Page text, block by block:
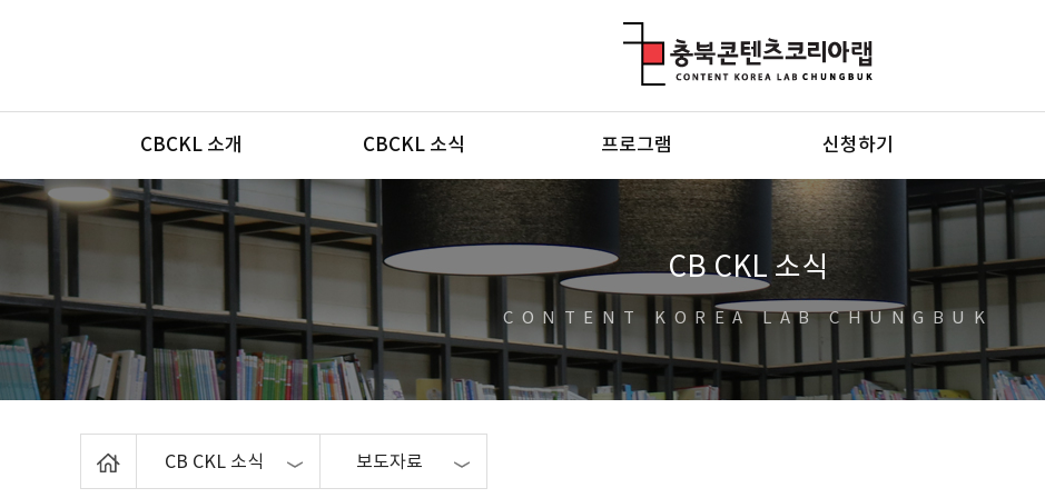
메뉴
CBCKL 소개 CBCKL 소식 프로그램 신청하기
CB CKL 소식
CONTENT KOREA LAB CHUNGBUK
CB CKL 소식 보도자료